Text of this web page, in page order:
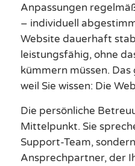
Anpassungen
– individuell
Website dauerhaft
leistungsfähig, ohne
kümmern müssen.
weil Sie wissen: Die
Die persönliche
Mittelpunkt. Sie
Support-Team,
Ansprechpartner, der